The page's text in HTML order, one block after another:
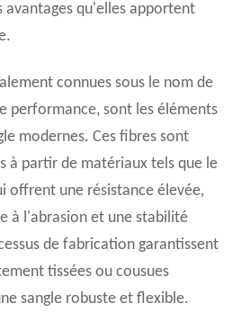
avantages qu'elles apportent
connues sous le nom de
performance, sont les éléments
modernes. Ces fibres sont
à partir de matériaux tels que le
offrent une résistance élevée,
à l'abrasion et une stabilité
de fabrication garantissent
tissées ou cousues
sangle robuste et flexible.